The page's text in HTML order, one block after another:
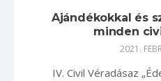
Ajándékokkal és
minden
2021.
IV. Civil Véradásaz